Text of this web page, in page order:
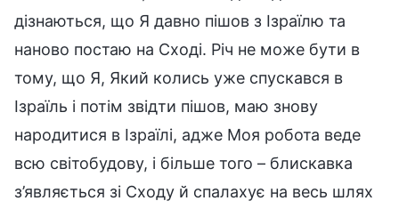
дізнаються, що Я давно пішов з Ізраїлю та
наново постаю на Сході. Річ не може бути в
тому, що Я, Який колись уже спускався в
Ізраїль і потім звідти пішов, маю знову
народитися в Ізраїлі, адже Моя робота веде
всю світобудову, і більше того – блискавка
з’являється зі Сходу й спалахує на весь шлях